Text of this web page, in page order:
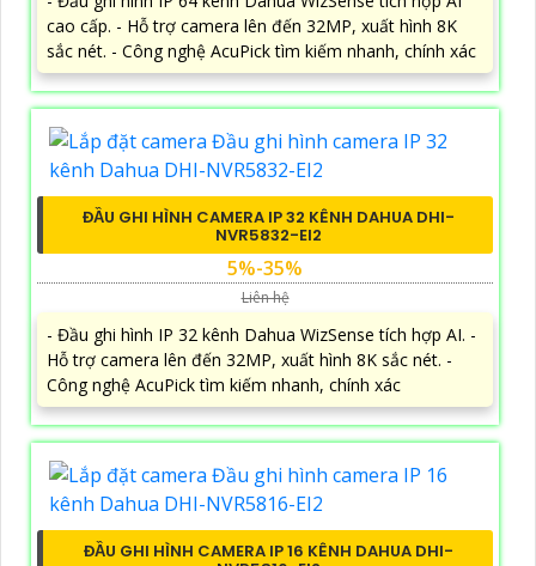
cao cấp. - Hỗ trợ camera lên đến 32MP, xuất hình 8K
sắc nét. - Công nghệ AcuPick tìm kiếm nhanh, chính xác
ĐẦU GHI HÌNH CAMERA IP 32 KÊNH DAHUA DHI-
NVR5832-EI2
5%-35%
Liên hệ
- Đầu ghi hình IP 32 kênh Dahua WizSense tích hợp AI. -
Hỗ trợ camera lên đến 32MP, xuất hình 8K sắc nét. -
Công nghệ AcuPick tìm kiếm nhanh, chính xác
ĐẦU GHI HÌNH CAMERA IP 16 KÊNH DAHUA DHI-